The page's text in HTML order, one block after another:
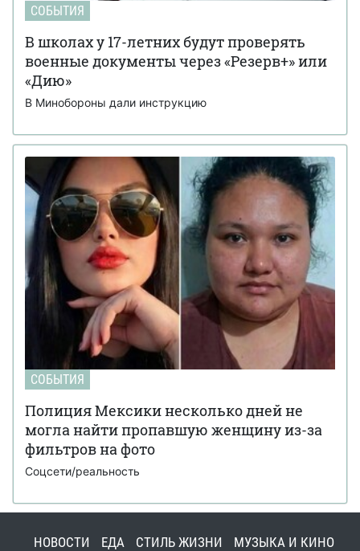
СОБЫТИЯ
В школах у 17-летних будут проверять
военные документы через «Резерв+» или
«Дию»
В Минобороны дали инструкцию
СОБЫТИЯ
Полиция Мексики несколько дней не
могла найти пропавшую женщину из-за
фильтров на фото
Соцсети/реальность
НОВОСТИ ЕДА СТИЛЬ ЖИЗНИ
МУЗЫКА И КИНО